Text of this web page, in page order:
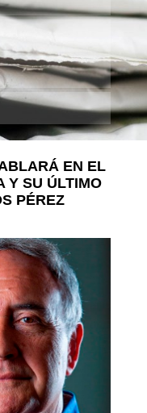
EN EL
Y SU ÚLTIMO
PÉREZ